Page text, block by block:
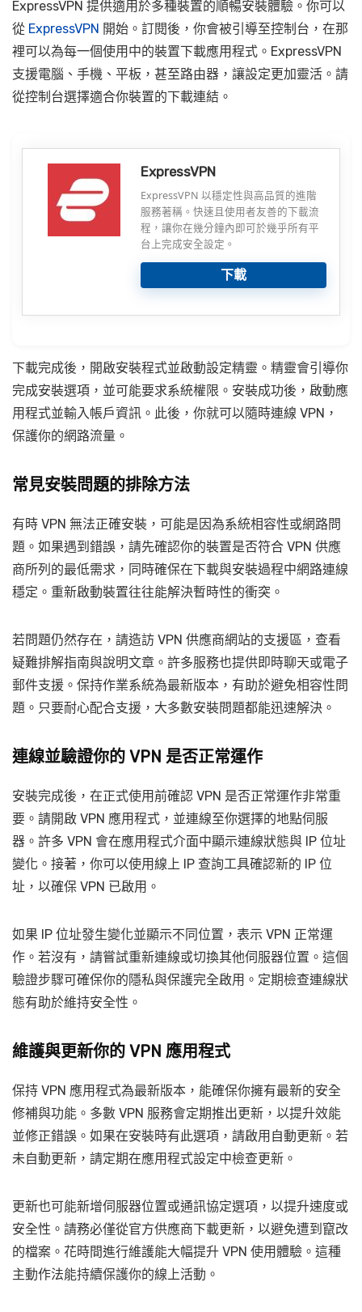
ExpressVPN 提供適用於多種裝置的順暢安裝體驗。你可以
從 ExpressVPN 開始。訂閱後，你會被引導至控制台，在那
裡可以為每一個使用中的裝置下載應用程式。ExpressVPN
支援電腦、手機、平板，甚至路由器，讓設定更加靈活。請
從控制台選擇適合你裝置的下載連結。
ExpressVPN
ExpressVPN 以穩定性與高品質的進階
服務著稱。快速且使用者友善的下載流
程，讓你在幾分鐘內即可於幾乎所有平
台上完成安全設定。
下載
下載完成後，開啟安裝程式並啟動設定精靈。精靈會引導你
完成安裝選項，並可能要求系統權限。安裝成功後，啟動應
用程式並輸入帳戶資訊。此後，你就可以隨時連線 VPN，
保護你的網路流量。
常見安裝問題的排除方法
有時 VPN 無法正確安裝，可能是因為系統相容性或網路問
題。如果遇到錯誤，請先確認你的裝置是否符合 VPN 供應
商所列的最低需求，同時確保在下載與安裝過程中網路連線
穩定。重新啟動裝置往往能解決暫時性的衝突。
若問題仍然存在，請造訪 VPN 供應商網站的支援區，查看
疑難排解指南與說明文章。許多服務也提供即時聊天或電子
郵件支援。保持作業系統為最新版本，有助於避免相容性問
題。只要耐心配合支援，大多數安裝問題都能迅速解決。
連線並驗證你的 VPN 是否正常運作
安裝完成後，在正式使用前確認 VPN 是否正常運作非常重
要。請開啟 VPN 應用程式，並連線至你選擇的地點伺服
器。許多 VPN 會在應用程式介面中顯示連線狀態與 IP 位址
變化。接著，你可以使用線上 IP 查詢工具確認新的 IP 位
址，以確保 VPN 已啟用。
如果 IP 位址發生變化並顯示不同位置，表示 VPN 正常運
作。若沒有，請嘗試重新連線或切換其他伺服器位置。這個
驗證步驟可確保你的隱私與保護完全啟用。定期檢查連線狀
態有助於維持安全性。
維護與更新你的 VPN 應用程式
保持 VPN 應用程式為最新版本，能確保你擁有最新的安全
修補與功能。多數 VPN 服務會定期推出更新，以提升效能
並修正錯誤。如果在安裝時有此選項，請啟用自動更新。若
未自動更新，請定期在應用程式設定中檢查更新。
更新也可能新增伺服器位置或通訊協定選項，以提升速度或
安全性。請務必僅從官方供應商下載更新，以避免遭到竄改
的檔案。花時間進行維護能大幅提升 VPN 使用體驗。這種
主動作法能持續保護你的線上活動。